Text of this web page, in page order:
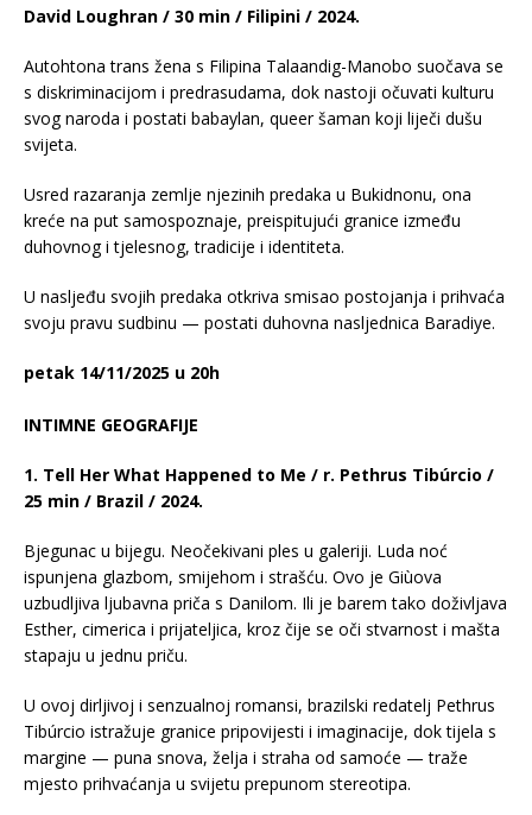
David Loughran / 30 min / Filipini / 2024.
Autohtona trans žena s Filipina Talaandig-Manobo suočava se
s diskriminacijom i predrasudama, dok nastoji očuvati kulturu
svog naroda i postati babaylan, queer šaman koji liječi dušu
svijeta.
Usred razaranja zemlje njezinih predaka u Bukidnonu, ona
kreće na put samospoznaje, preispitujući granice između
duhovnog i tjelesnog, tradicije i identiteta.
U nasljeđu svojih predaka otkriva smisao postojanja i prihvaća
svoju pravu sudbinu — postati duhovna nasljednica Baradiye.
petak 14/11/2025 u 20h
INTIMNE GEOGRAFIJE
1. Tell Her What Happened to Me / r. Pethrus Tibúrcio /
25 min / Brazil / 2024.
Bjegunac u bijegu. Neočekivani ples u galeriji. Luda noć
ispunjena glazbom, smijehom i strašću. Ovo je Giùova
uzbudljiva ljubavna priča s Danilom. Ili je barem tako doživljava
Esther, cimerica i prijateljica, kroz čije se oči stvarnost i mašta
stapaju u jednu priču.
U ovoj dirljivoj i senzualnoj romansi, brazilski redatelj Pethrus
Tibúrcio istražuje granice pripovijesti i imaginacije, dok tijela s
margine — puna snova, želja i straha od samoće — traže
mjesto prihvaćanja u svijetu prepunom stereotipa.